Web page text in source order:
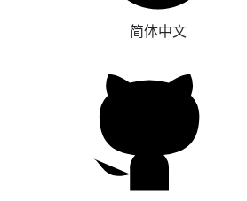
简体中文